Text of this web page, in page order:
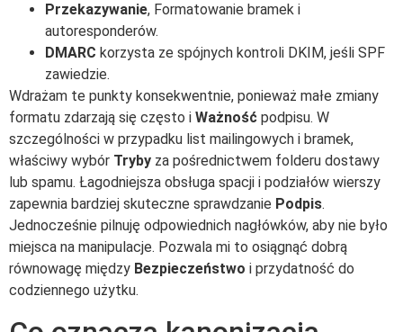
Przekazywanie, Formatowanie bramek i
autoresponderów.
DMARC korzysta ze spójnych kontroli DKIM, jeśli SPF
zawiedzie.
Wdrażam te punkty konsekwentnie, ponieważ małe zmiany
formatu zdarzają się często i Ważność podpisu. W
szczególności w przypadku list mailingowych i bramek,
właściwy wybór Tryby za pośrednictwem folderu dostawy
lub spamu. Łagodniejsza obsługa spacji i podziałów wierszy
zapewnia bardziej skuteczne sprawdzanie Podpis.
Jednocześnie pilnuję odpowiednich nagłówków, aby nie było
miejsca na manipulacje. Pozwala mi to osiągnąć dobrą
równowagę między Bezpieczeństwo i przydatność do
codziennego użytku.